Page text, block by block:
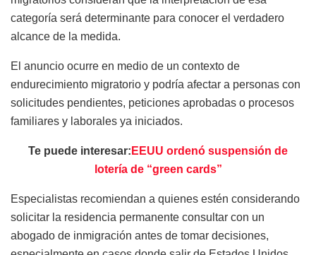
categoría será determinante para conocer el verdadero
alcance de la medida.
El anuncio ocurre en medio de un contexto de
endurecimiento migratorio y podría afectar a personas con
solicitudes pendientes, peticiones aprobadas o procesos
familiares y laborales ya iniciados.
Te puede interesar: EEUU ordenó suspensión de
lotería de “green cards”
Especialistas recomiendan a quienes estén considerando
solicitar la residencia permanente consultar con un
abogado de inmigración antes de tomar decisiones,